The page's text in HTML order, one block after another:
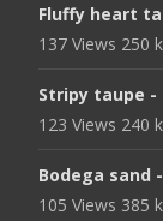
Fluffy heart
137 Views 250
Stripy taupe
123 Views 240
Bodega sand
105 Views 385